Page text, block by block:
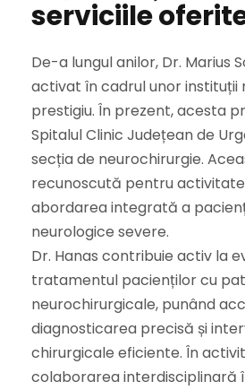
serviciile
De-a lungul anilor, Dr. Marius
activat în cadrul unor instituții
prestigiu. În prezent, acesta
Spitalul Clinic Județean de
secția de neurochirurgie.
recunoscută pentru
abordarea integrată a
neurologice severe.
Dr. Hanas contribuie activ la
tratamentul pacienților cu
neurochirurgicale, punând
diagnosticarea precisă și
chirurgicale eficiente. În
colaborarea interdisciplinară